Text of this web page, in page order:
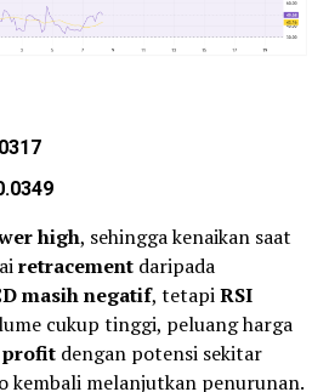
high, sehingga kenaikan saat
retracement daripada
masih negatif, tetapiRSI
cukup tinggi, peluang harga
profit dengan potensi sekitar
kembali melanjutkan penurunan.